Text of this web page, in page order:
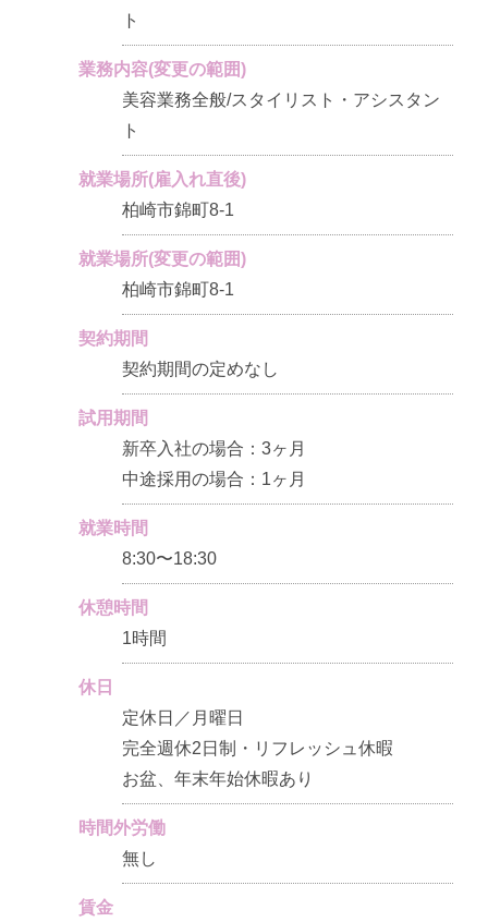
ト
業務内容(変更の範囲)
美容業務全般/スタイリスト・アシスタン
ト
就業場所(雇入れ直後)
柏崎市錦町8-1
就業場所(変更の範囲)
柏崎市錦町8-1
契約期間
契約期間の定めなし
試用期間
新卒入社の場合：3ヶ月
中途採用の場合：1ヶ月
就業時間
8:30〜18:30
休憩時間
1時間
休日
定休日／月曜日
完全週休2日制・リフレッシュ休暇
お盆、年末年始休暇あり
時間外労働
無し
賃金